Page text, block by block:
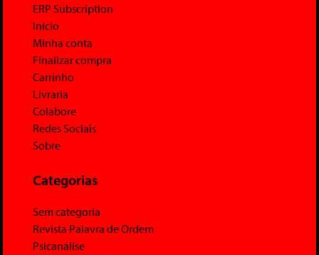
ERP Subscription
Início
Minha conta
Finalizar compra
Carrinho
Livraria
Colabore
Redes Sociais
Sobre
Categorias
Sem categoria
Revista Palavra de Ordem
Psicanálise